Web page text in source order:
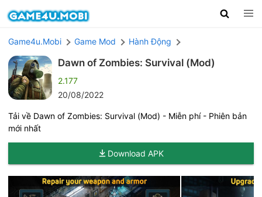
Game4u.Mobi Game Mod Hành Động
Dawn of Zombies: Survival (Mod)
2.177
20/08/2022
Tải về Dawn of Zombies: Survival (Mod) - Miễn phí - Phiên bản
mới nhất
Download APK